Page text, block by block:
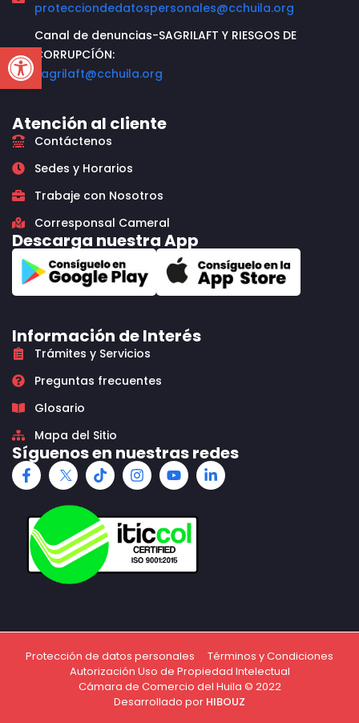
Open toolbar
protecciondedatospersonales@cchuila.org
Canal de denuncias-SAGRILAFT Y RIESGOS DE
CORRUPCÍÓN:
sagrilaft@cchuila.org
Atención al cliente
Contáctenos
Sedes y Horarios
Trabaje con Nosotros
Corresponsal Cameral
Descarga nuestra App
Información de Interés
Trámites y Servicios
Preguntas frecuentes
Glosario
Mapa del Sitio
Síguenos en nuestras redes
Protección de datos personales
Términos y Condiciones
Autorización Uso de Propiedad Intelectual
Cámara de Comercio del Huila © 2022
Desarrollado por HIBOUZ